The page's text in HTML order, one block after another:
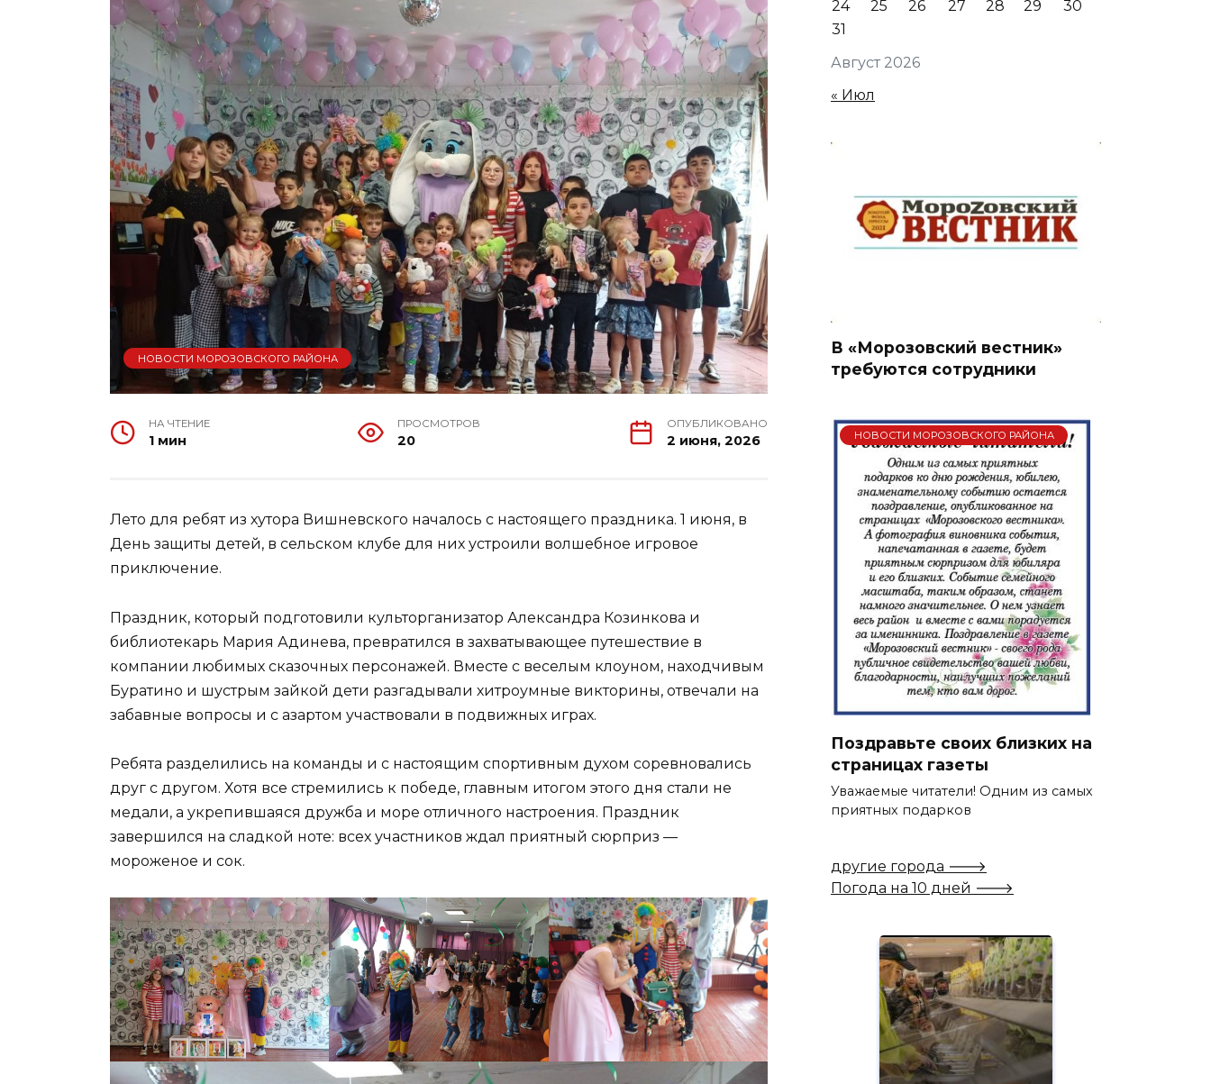
НОВОСТИ МОРОЗОВСКОГО РАЙОНА
НА ЧТЕНИЕ
1 мин
ПРОСМОТРОВ
20
ОПУБЛИКОВАНО
2 июня, 2026
Лето для ребят из хутора Вишневского началось с настоящего праздника. 1 июня, в
День защиты детей, в сельском клубе для них устроили волшебное игровое
приключение.
Праздник, который подготовили культорганизатор Александра Козинкова и
библиотекарь Мария Адинева, превратился в захватывающее путешествие в
компании любимых сказочных персонажей. Вместе с веселым клоуном, находчивым
Буратино и шустрым зайкой дети разгадывали хитроумные викторины, отвечали на
забавные вопросы и с азартом участвовали в подвижных играх.
Ребята разделились на команды и с настоящим спортивным духом соревновались
друг с другом. Хотя все стремились к победе, главным итогом этого дня стали не
медали, а укрепившаяся дружба и море отличного настроения. Праздник
завершился на сладкой ноте: всех участников ждал приятный сюрприз —
мороженое и сок.
Август 2026
24
25 26 27 28 29
30
31
« Июл
В «Морозовский вестник»
требуются сотрудники
НОВОСТИ МОРОЗОВСКОГО РАЙОНА
Поздравьте своих близких на
страницах газеты
Уважаемые читатели! Одним из самых
приятных подарков
другие города 🡒
Погода на 10 дней 🡒